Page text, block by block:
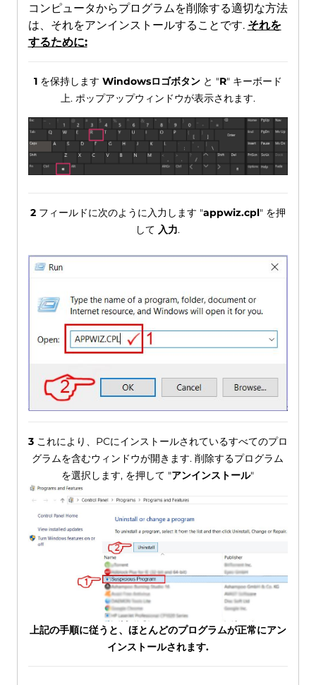
コンピュータからプログラムを削除する適切な方法
は、それをアンインストールすることです. それを
するために:
1を保持します Windowsロゴボタンと "R" キーボード
上. ポップアップウィンドウが表示されます.
2フィールドに次のように入力します "appwiz.cpl" を押
して 入力.
3これにより、PCにインストールされているすべてのプロ
グラムを含むウィンドウが開きます. 削除するプログラム
を選択します, を押して "アンインストール"
上記の手順に従うと、ほとんどのプログラムが正常にアン
インストールされます.